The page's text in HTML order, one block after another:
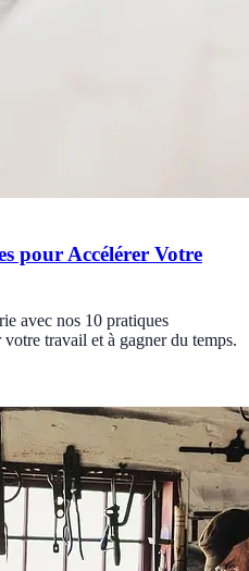
pour Accélérer Votre
avec nos 10 pratiques
travail et à gagner du temps.